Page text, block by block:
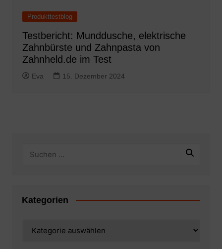
Produkttestblog
Testbericht: Munddusche, elektrische
Zahnbürste und Zahnpasta von
Zahnheld.de im Test
Eva 15. Dezember 2024
Kategorien